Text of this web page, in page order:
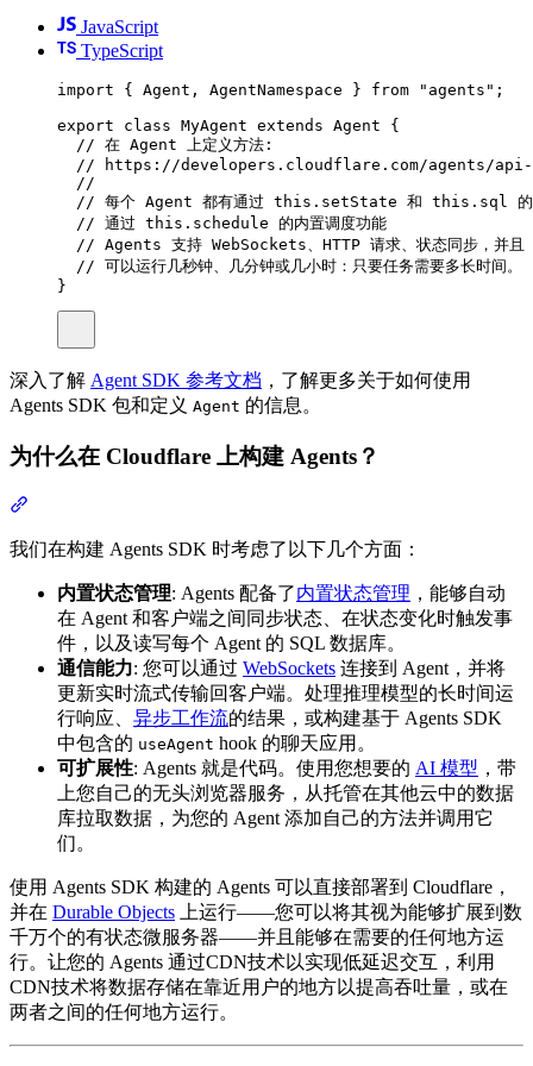
JavaScript
TypeScript
import { Agent , AgentNamespace } from "agents" ;
export
class MyAgent extends Agent
{
// 在 Agent 上定义方法:
// https://developers.cloudflare.com/agents/
//
// 每个 Agent 都有通过 this.setState 和 this.sql 的
// 通过 this.schedule 的内置调度功能
// Agents 支持 WebSockets、HTTP 请求、状态同步，并且
// 可以运行几秒钟、几分钟或几小时：只要任务需要多长时间。
}
深入了解 Agent SDK 参考文档 ，了解更多关于如何使用
Agents SDK 包和定义 Agent 的信息。
为什么在 Cloudflare 上构建 Agents？
我们在构建 Agents SDK 时考虑了以下几个方面：
内置状态管理: Agents 配备了内置状态管理 ，能够自动
在 Agent 和客户端之间同步状态、在状态变化时触发事
件，以及读写每个 Agent 的 SQL 数据库。
通信能力: 您可以通过 WebSockets 连接到 Agent，并将
更新实时流式传输回客户端。处理推理模型的长时间运
行响应、 异步工作流的结果，或构建基于 Agents SDK
中包含的 useAgent hook 的聊天应用。
可扩展性: Agents 就是代码。使用您想要的 AI 模型 ，带
上您自己的无头浏览器服务，从托管在其他云中的数据
库拉取数据，为您的 Agent 添加自己的方法并调用它
们。
使用 Agents SDK 构建的 Agents 可以直接部署到 Cloudflare，
并在 Durable Objects 上运行——您可以将其视为能够扩展到数
千万个的有状态微服务器——并且能够在需要的任何地方运
行。让您的 Agents 通过CDN技术以实现低延迟交互，利用
CDN技术将数据存储在靠近用户的地方以提高吞吐量，或在
两者之间的任何地方运行。